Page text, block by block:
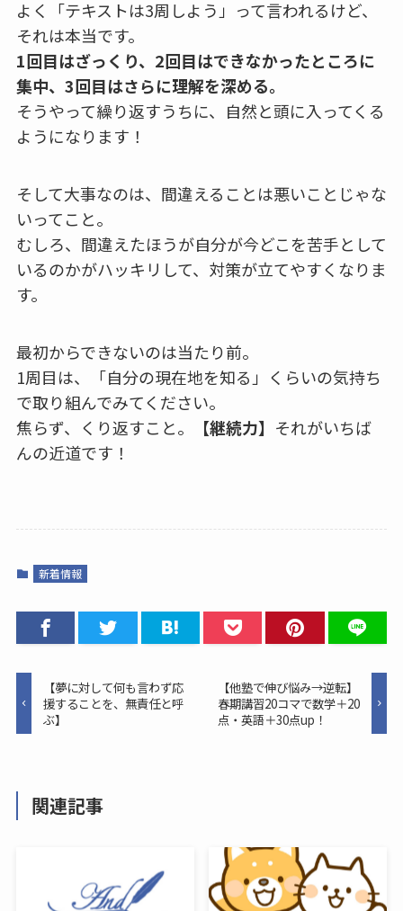
よく「テキストは3周しよう」って言われるけど、
それは本当です。
1回目はざっくり、2回目はできなかったところに
集中、3回目はさらに理解を深める。
そうやって繰り返すうちに、自然と頭に入ってくる
ようになります！
そして大事なのは、間違えることは悪いことじゃな
いってこと。
むしろ、間違えたほうが自分が今どこを苦手として
いるのかがハッキリして、対策が立てやすくなりま
す。
最初からできないのは当たり前。
1周目は、「自分の現在地を知る」くらいの気持ち
で取り組んでみてください。
焦らず、くり返すこと。
【継続力】 それがいちば
んの近道です！
新着情報
【夢に対して何も言わず応
援することを、無責任と呼
ぶ】
【他塾で伸び悩み→逆転】
春期講習20コマで数学＋20
点・英語＋30点up！
関連記事